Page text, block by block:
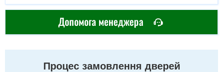
Допомога менеджера
Процес замовлення дверей